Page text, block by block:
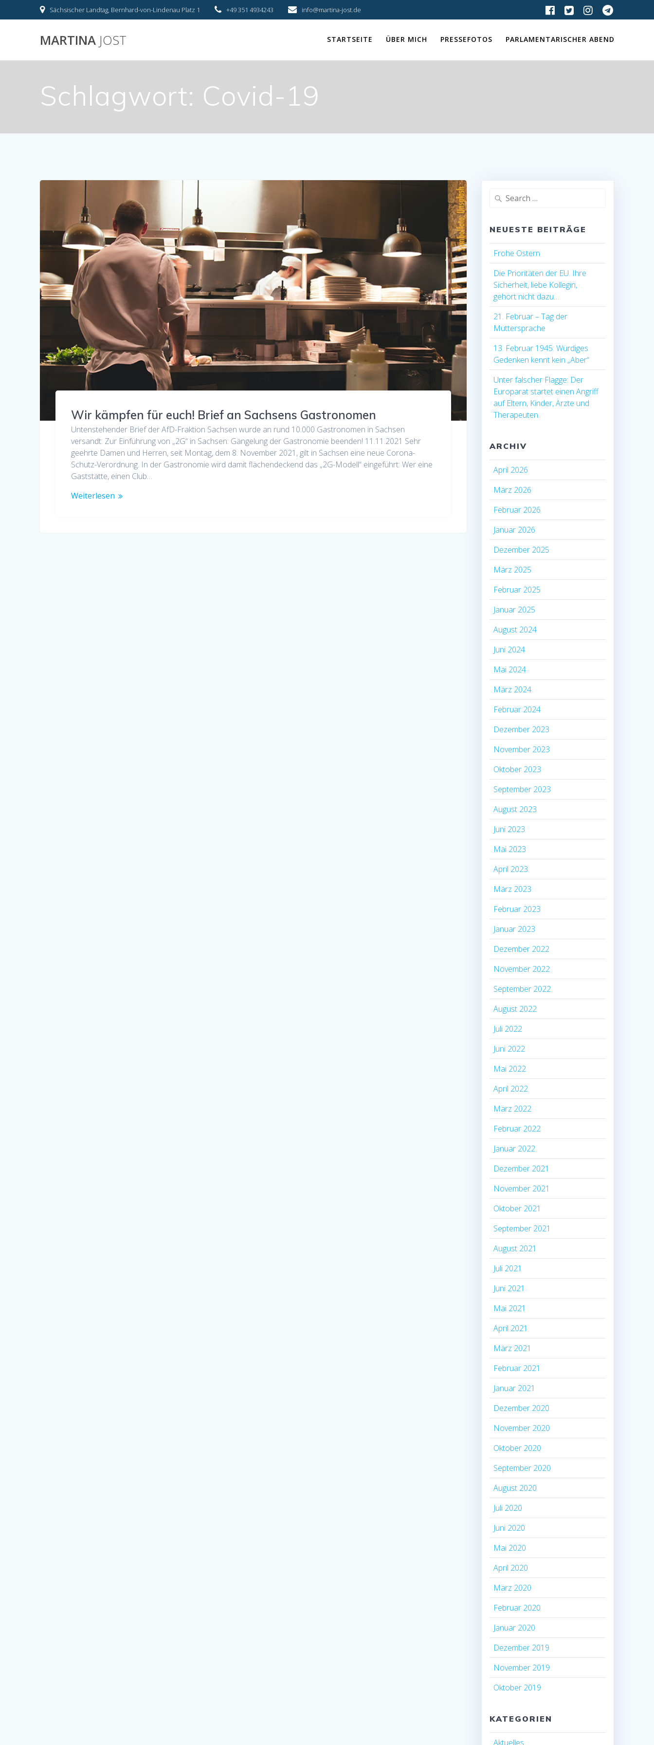
to
Sächsischer Landtag, Bernhard-von-Lindenau Platz 1 +49 351 4934243 info@martina-jost.de
MARTINA JOST STARTSEITE ÜBER MICH PRESSEFOTOS PARLAMENTARISCHER ABEND
Schlagwort: Covid-19
Wir kämpfen für euch! Brief an Sachsens Gastronomen
Untenstehender Brief der AfD-Fraktion Sachsen wurde an rund 10.000 Gastronomen in Sachsen
versandt: Zur Einführung von „2G“ in Sachsen: Gängelung der Gastronomie beenden! 11.11.2021 Sehr
geehrte Damen und Herren, seit Montag, dem 8. November 2021, gilt in Sachsen eine neue Corona-
Schutz-Verordnung. In der Gastronomie wird damit flächendeckend das „2G-Modell“ eingeführt: Wer eine
Gaststätte, einen Club…
Weiterlesen
Search
NEUESTE BEITRÄGE
Frohe Ostern
Die Prioritäten der EU. Ihre
Sicherheit, liebe Kollegin,
gehört nicht dazu…
21. Februar – Tag der
Muttersprache
13. Februar 1945: Würdiges
Gedenken kennt kein „Aber“
Unter falscher Flagge: Der
Europarat startet einen Angriff
auf Eltern, Kinder, Ärzte und
Therapeuten.
ARCHIV
April 2026
März 2026
Februar 2026
Januar 2026
Dezember 2025
März 2025
Februar 2025
Januar 2025
August 2024
Juni 2024
Mai 2024
März 2024
Februar 2024
Dezember 2023
November 2023
Oktober 2023
September 2023
August 2023
Juni 2023
Mai 2023
April 2023
März 2023
Februar 2023
Januar 2023
Dezember 2022
November 2022
September 2022
August 2022
Juli 2022
Juni 2022
Mai 2022
April 2022
März 2022
Februar 2022
Januar 2022
Dezember 2021
November 2021
Oktober 2021
September 2021
August 2021
Juli 2021
Juni 2021
Mai 2021
April 2021
März 2021
Februar 2021
Januar 2021
Dezember 2020
November 2020
Oktober 2020
September 2020
August 2020
Juli 2020
Juni 2020
Mai 2020
April 2020
März 2020
Februar 2020
Januar 2020
Dezember 2019
November 2019
Oktober 2019
KATEGORIEN
Aktuelles